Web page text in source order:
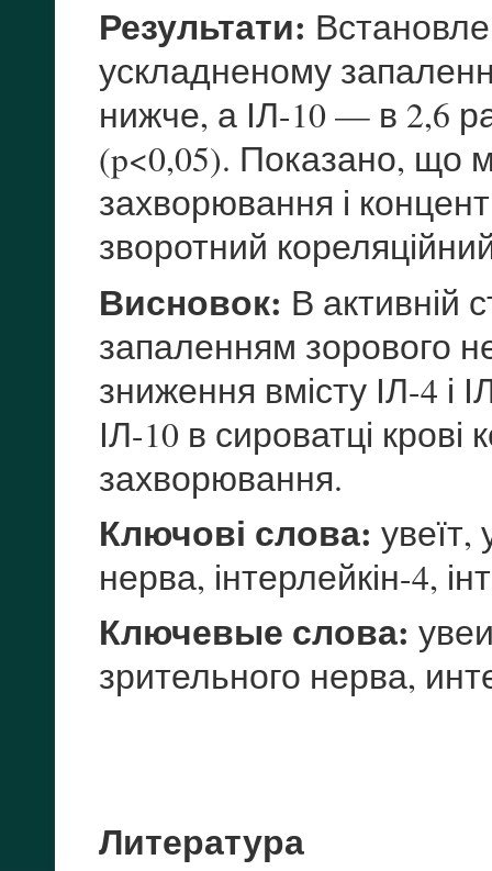
Результати:
ускладненому
нижче, а ІЛ-10 — в 2,6
(p<0,05). Показано, що
захворювання і
зворотний
Висновок: В активній
запаленням зорового
зниження вмісту ІЛ-4 і
ІЛ-10 в сироватці
захворювання.
Ключові слова:
нерва, інтерлейкін-4,
Ключевые слова:
зрительного нерва,
Литература